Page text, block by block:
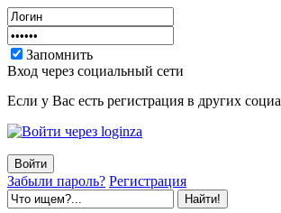
Запомнить
Вход через социальный сети
Если у Вас есть регистрация в других
Забыли пароль? Регистрация